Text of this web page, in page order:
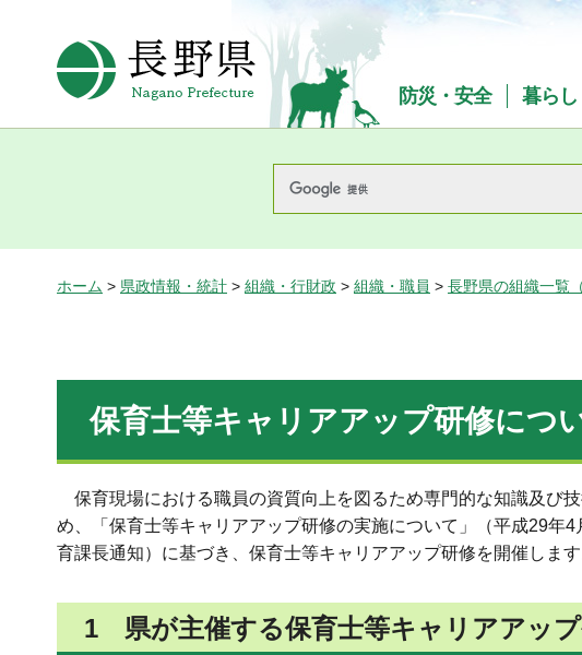
長野県Nagano Prefecture
防災・安全 暮ら
ホーム > 県政情報・統計 > 組織・行財政 > 組織・職員 > 長野県の組織一覧
保育士等キャリアアップ研修につ
保育現場における職員の資質向上を図るため専門的な知識及び
め、「保育士等キャリアアップ研修の実施について」（平成29年
育課長通知）に基づき、保育士等キャリアアップ研修を開催します
1 県が主催する保育士等キャリアアッ